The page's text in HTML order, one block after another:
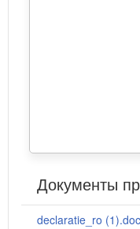
Документы
declaratie_ro